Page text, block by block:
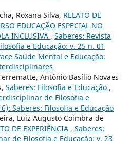
Roxana Silva, RELATO DE
EDUCAÇÃO ESPECIAL NO
INCLUSIVA , Saberes: Revista
e Educação: v. 25 n. 01
Saúde Mental e Educação:
Antônio Basílio Novaes
Saberes: Filosofia e Educação ,
de Filosofia e
Saberes: Filosofia e Educação
Luiz Augusto Coimbra de
DE EXPERIÊNCIA , Saberes:
de Filosofia e Educação: v. 23